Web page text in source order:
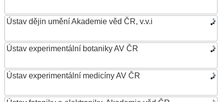
Ústav dějin umění Akademie věd ČR, v.v.i
Ústav experimentální botaniky AV ČR
Ústav experimentální medicíny AV ČR